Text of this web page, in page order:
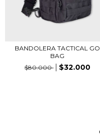
BANDOLERA TACTICAL GO
BAG
$80.000
$32.000